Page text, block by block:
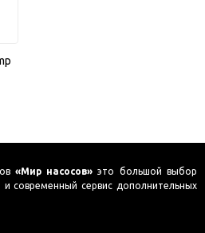
«Мир насосов» это большой выбор
и современный сервис дополнительных